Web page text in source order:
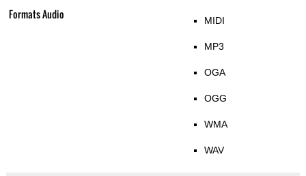
Formats Audio MIDI
MP3
OGA
OGG
WMA
WAV